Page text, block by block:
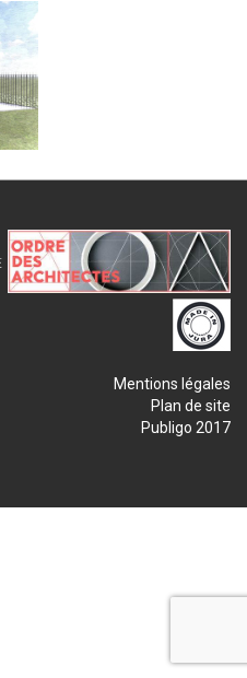
Mentions légales
Plan de site
Publigo 2017